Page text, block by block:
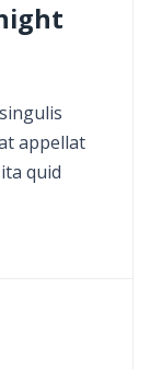
appellat
quid